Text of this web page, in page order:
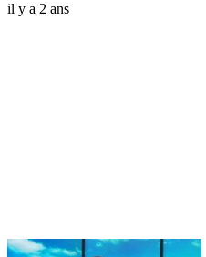
il y a 2 ans